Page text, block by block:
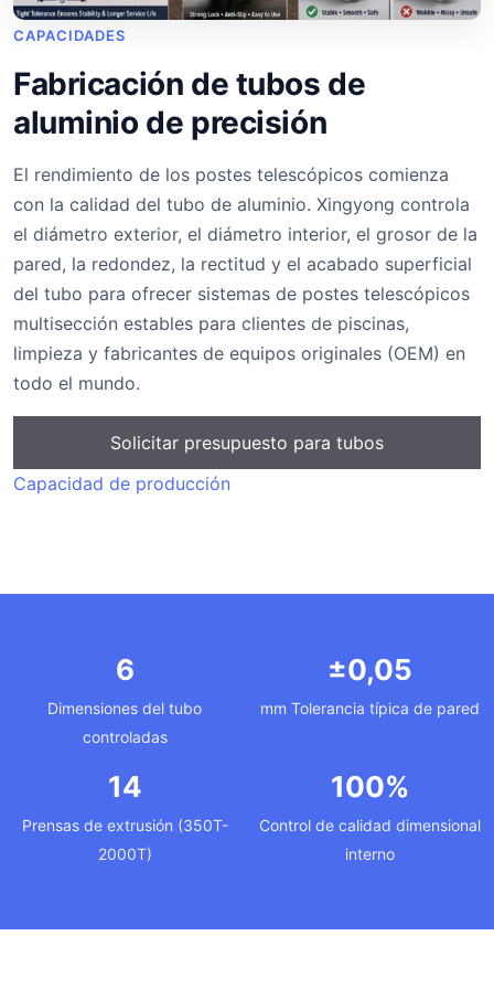
CAPACIDADES
Fabricación de tubos de
aluminio de precisión
El rendimiento de los postes telescópicos comienza
con la calidad del tubo de aluminio. Xingyong controla
el diámetro exterior, el diámetro interior, el grosor de la
pared, la redondez, la rectitud y el acabado superficial
del tubo para ofrecer sistemas de postes telescópicos
multisección estables para clientes de piscinas,
limpieza y fabricantes de equipos originales (OEM) en
todo el mundo.
Solicitar presupuesto para tubos
Capacidad de producción
6
Dimensiones del tubo
controladas
±0,05
mm Tolerancia típica de pared
14
Prensas de extrusión (350T-
2000T)
100%
Control de calidad dimensional
interno